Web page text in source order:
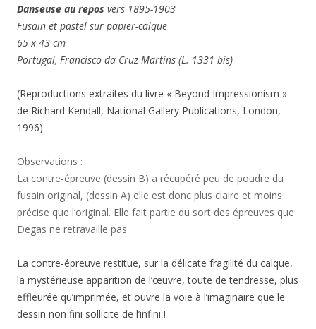
Danseuse au repos vers 1895-1903
Fusain et pastel sur papier-calque
65 x 43 cm
Portugal, Francisco da Cruz Martins (L. 1331 bis)
(Reproductions extraites du livre « Beyond Impressionism »
de Richard Kendall, National Gallery Publications, London,
1996)
Observations :
La contre-épreuve (dessin B) a récupéré peu de poudre du
fusain original, (dessin A) elle est donc plus claire et moins
précise que l’original. Elle fait partie du sort des épreuves que
Degas ne retravaille pas
La contre-épreuve restitue, sur la délicate fragilité du calque,
la mystérieuse apparition de l’œuvre, toute de tendresse, plus
effleurée qu’imprimée, et ouvre la voie à l’imaginaire que le
dessin non fini sollicite de l’infini !